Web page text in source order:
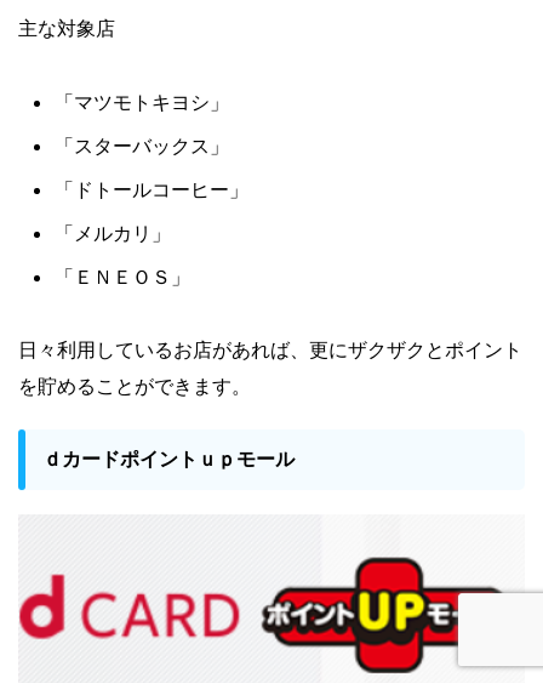
主な対象店
「マツモトキヨシ」
「スターバックス」
「ドトールコーヒー」
「メルカリ」
「ＥＮＥＯＳ」
日々利用しているお店があれば、更にザクザクとポイント
を貯めることができます。
ｄカードポイントｕｐモール